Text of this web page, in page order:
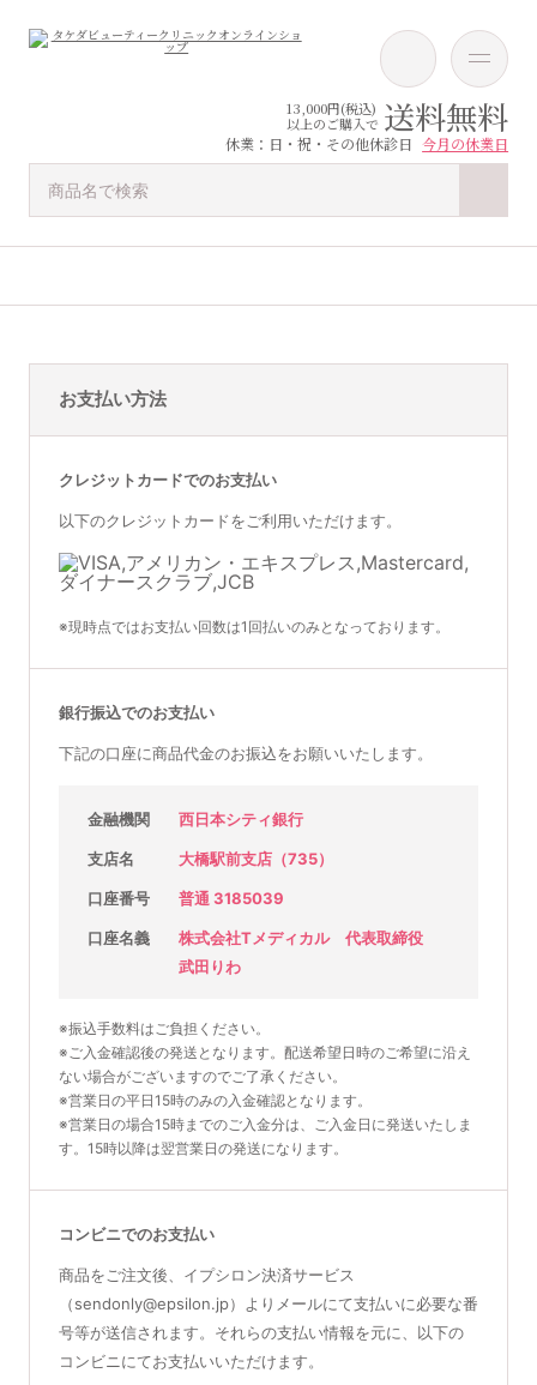
13,000円(税込)
以上のご購入で 送料無料
休業：日・祝・その他休診日 今月の休業日
お支払い方法
クレジットカードでのお支払い
以下のクレジットカードをご利用いただけます。
※現時点ではお支払い回数は1回払いのみとなっております。
銀行振込でのお支払い
下記の口座に商品代金のお振込をお願いいたします。
金融機関 西日本シティ銀行
支店名 大橋駅前支店（735）
口座番号 普通 3185039
口座名義
株式会社Tメディカル 代表取締役
武田りわ
※振込手数料はご負担ください。
※ご入金確認後の発送となります。配送希望日時のご希望に沿え
ない場合がございますのでご了承ください。
※営業日の平日15時のみの入金確認となります。
※営業日の場合15時までのご入金分は、ご入金日に発送いたしま
す。15時以降は翌営業日の発送になります。
コンビニでのお支払い
商品をご注文後、イプシロン決済サービス
（sendonly@epsilon.jp）よりメールにて支払いに必要な番
号等が送信されます。それらの支払い情報を元に、以下の
コンビニにてお支払いいただけます。